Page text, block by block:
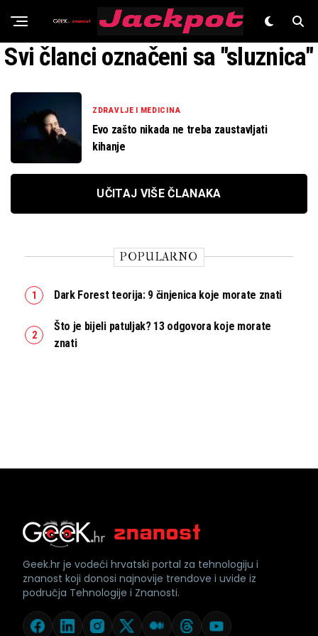
Znanost
Svi članci označeni sa "sluznica"
ZDRAVLJE I MEDICINA
Evo zašto nikada ne treba zaustavljati
kihanje
UČITAJ VIŠE ČLANAKA
POPULARNO
Dark Forest teorija: 9 činjenica koje morate znati
Što je bijeli patuljak? 13 odgovora koje morate
znati
Geek.hr je vodeći hrvatski portal za tehnologiju i
znanost koji donosi najnovije trendove i uvide iz
područja Tehnologije i Znanosti.